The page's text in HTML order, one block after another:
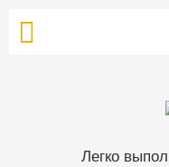
Легко